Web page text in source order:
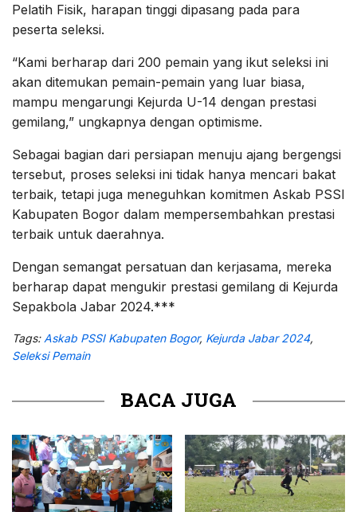
Pelatih Fisik, harapan tinggi dipasang pada para
peserta seleksi.
“Kami berharap dari 200 pemain yang ikut seleksi ini
akan ditemukan pemain-pemain yang luar biasa,
mampu mengarungi Kejurda U-14 dengan prestasi
gemilang,” ungkapnya dengan optimisme.
Sebagai bagian dari persiapan menuju ajang bergengsi
tersebut, proses seleksi ini tidak hanya mencari bakat
terbaik, tetapi juga meneguhkan komitmen Askab PSSI
Kabupaten Bogor dalam mempersembahkan prestasi
terbaik untuk daerahnya.
Dengan semangat persatuan dan kerjasama, mereka
berharap dapat mengukir prestasi gemilang di Kejurda
Sepakbola Jabar 2024.***
Tags: Askab PSSI Kabupaten Bogor, Kejurda Jabar 2024,
Seleksi Pemain
BACA JUGA